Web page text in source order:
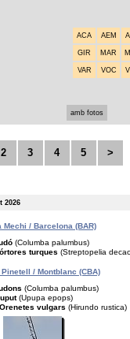
ACA AEM
GIR MAR
VAR VOC
amb fotos
2 3 4 5 >
2026
Mechi / Barcelona (BAR)
(Columba palumbus)
turques (Streptopelia
Pinetell / Montblanc (CBA)
(Columba palumbus)
(Upupa epops)
Orenetes vulgars (Hirundo rustica)